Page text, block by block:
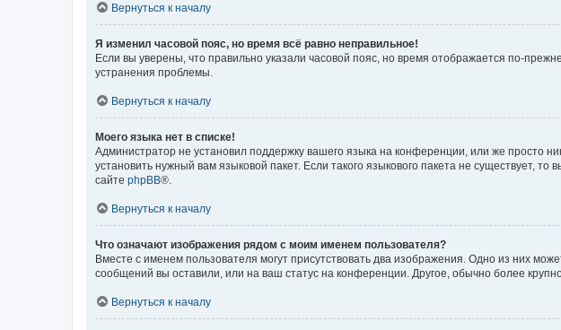
Вернуться к началу
Я изменил часовой пояс, но время всё равно неправильное!
Если вы уверены, что правильно указали часовой пояс, но время отображается по-
устранения проблемы.
Вернуться к началу
Моего языка нет в списке!
Администратор не установил поддержку вашего языка на конференции, или же просто
установить нужный вам языковой пакет. Если такого языкового пакета не существует,
сайте phpBB®.
Вернуться к началу
Что означают изображения рядом с моим именем пользователя?
Вместе с именем пользователя могут присутствовать два изображения. Одно из них
сообщений вы оставили, или на ваш статус на конференции. Другое, обычно более
Вернуться к началу